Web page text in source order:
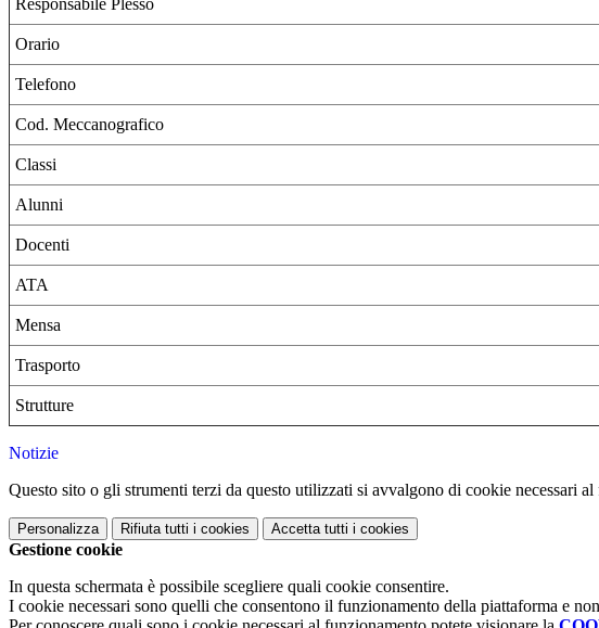
Responsabile Plesso
Orario
Telefono
Cod. Meccanografico
Classi
Alunni
Docenti
ATA
Mensa
Trasporto
Strutture
Notizie
Questo sito o gli strumenti terzi da questo utilizzati si avvalgono di cookie necessari
Personalizza Rifiuta tutti i cookies Accetta tutti i cookies
Gestione cookie
In questa schermata è possibile scegliere quali cookie consentire.
I cookie necessari sono quelli che consentono il funzionamento della piattaforma e